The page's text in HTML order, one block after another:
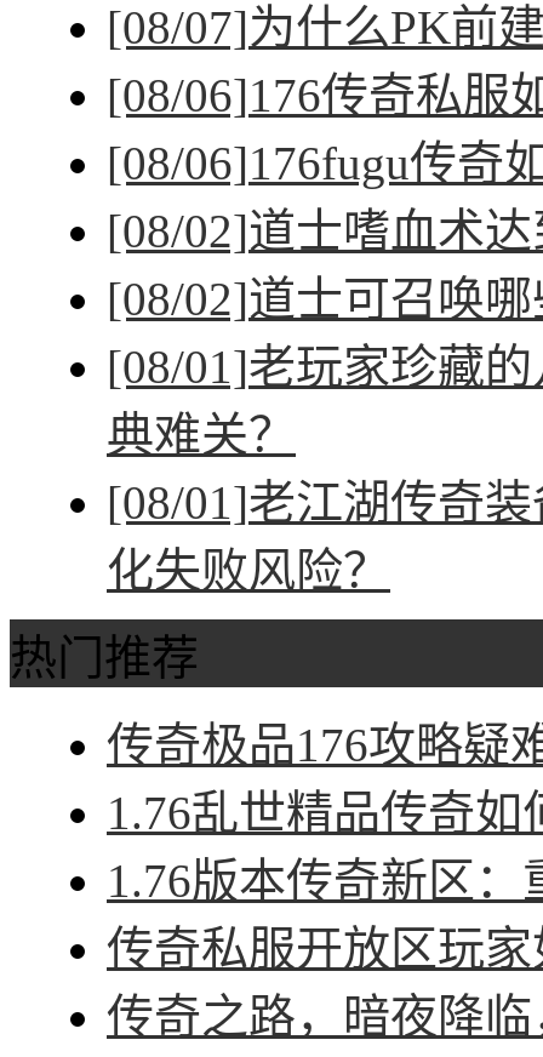
[08/07]为什么PK前
[08/06]176传奇私服
[08/06]176fugu传奇
[08/02]道士嗜血术
[08/02]道士可召唤
[08/01]老玩家珍藏
典难关？
[08/01]老江湖传奇
化失败风险？
热门推荐
传奇极品176攻略疑
1.76乱世精品传奇
1.76版本传奇新区
传奇私服开放区玩
传奇之路，暗夜降